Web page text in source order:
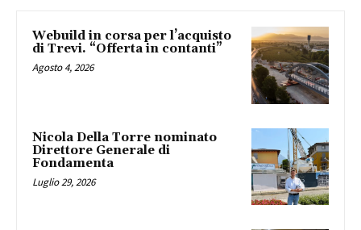
Webuild in corsa per l’acquisto
di Trevi. “Offerta in contanti”
Agosto 4, 2026
Nicola Della Torre nominato
Direttore Generale di
Fondamenta
Luglio 29, 2026